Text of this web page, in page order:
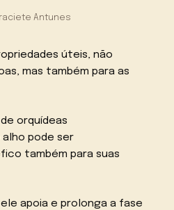
Antunes
úteis, não
mas também para as
orquídeas
pode ser
também para suas
apoia e prolonga a fase